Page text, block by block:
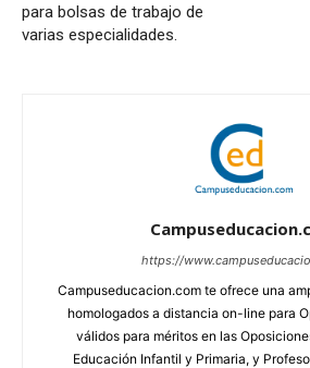
para bolsas de trabajo de
varias especialidades.
https://
Campuseducacion.com te ofrece una
homologados a distancia on-line para
válidos para méritos en las
Educación Infantil y Primaria, y